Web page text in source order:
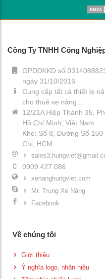
Công Ty TNHH Công
GPDDKKD số
ngày 31/10/2016
Cung cấp tất cả thiết bị
cho thuê xe nâng...
12/21A Hiệp Thành 35,
Hồ Chí Minh, Việt Nam
Kho: Số 8, Đường Số
Chi, HCM
0909.427.086
xenanghungviet.com
Mr. Trung Xe Nâng
Facebook
Về chúng tôi
Giới thiệu
Ý nghĩa logo, nhãn hiệu